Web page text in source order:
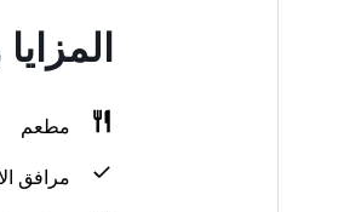
مطعم
مرافق